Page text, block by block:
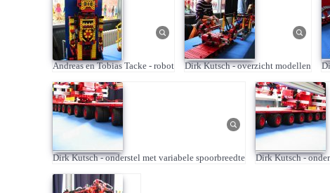
Andreas en Tobias Tacke - robot Dirk Kutsch - overzicht modellen
Dirk Kutsch - onderstel met variabele spoorbreedte Dirk Kutsch -